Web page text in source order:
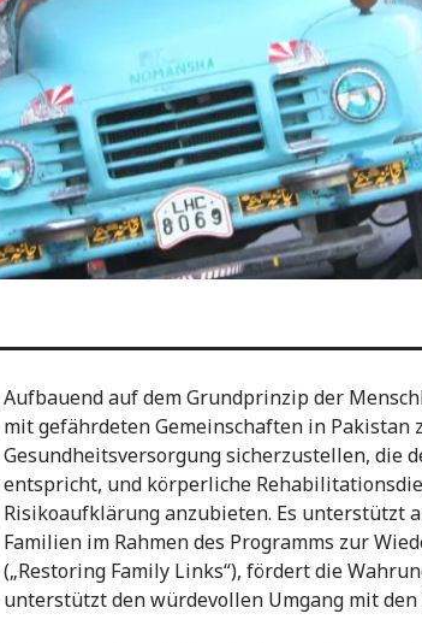
Aufbauend auf dem Grundprinzip der
mit gefährdeten Gemeinschaften in Pakistan
Gesundheitsversorgung sicherzustellen, die
entspricht, und körperliche
Risikoaufklärung anzubieten. Es unterstützt
Familien im Rahmen des Programms zur
(„Restoring Family Links“), fördert die
unterstützt den würdevollen Umgang mit